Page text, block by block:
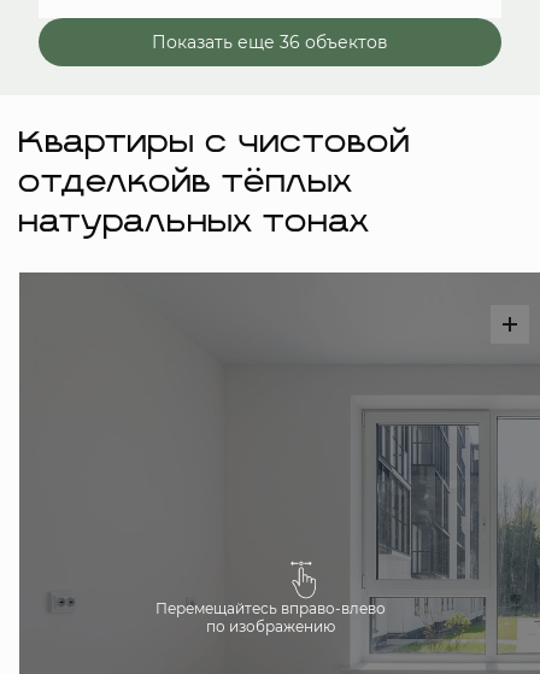
Показать еще 36 объектов
Квартиры с чистовой
отделкойв тёплых
натуральных тонах
Перемещайтесь вправо-влево
по изображению